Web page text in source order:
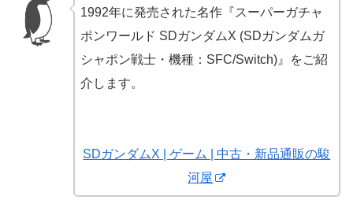
1992年に発売された名作『スーパーガチャ
ポンワールド SDガンダムX (SDガンダムガ
シャポン戦士・機種：SFC/Switch)』をご紹
介します。
SDガンダムX | ゲーム | 中古・新品通販の駿
河屋